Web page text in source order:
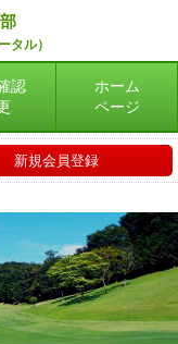
タル）
認
ホーム
ページ
新規会員登録